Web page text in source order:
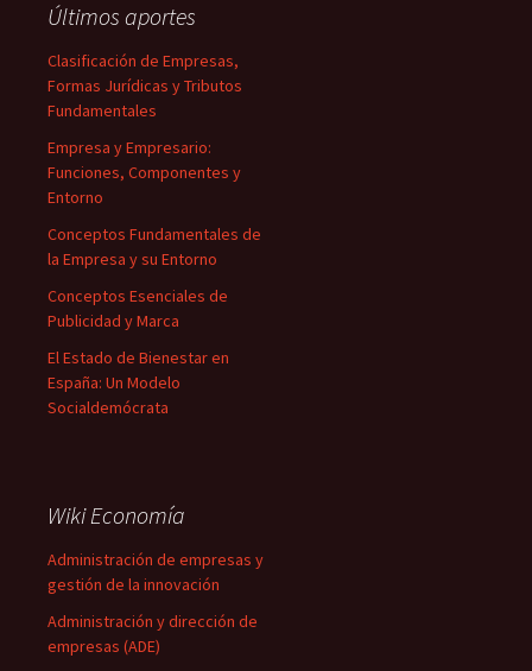
Últimos aportes
Clasificación de Empresas,
Formas Jurídicas y Tributos
Fundamentales
Empresa y Empresario:
Funciones, Componentes y
Entorno
Conceptos Fundamentales de
la Empresa y su Entorno
Conceptos Esenciales de
Publicidad y Marca
El Estado de Bienestar en
España: Un Modelo
Socialdemócrata
Wiki Economía
Administración de empresas y
gestión de la innovación
Administración y dirección de
empresas (ADE)